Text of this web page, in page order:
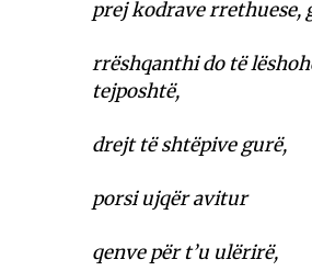
prej kodrave rrethuese,
rrëshqanthi do të
tejposhtë,
drejt të shtëpive gurë,
porsi ujqër avitur
qenve për t’u ulërirë,